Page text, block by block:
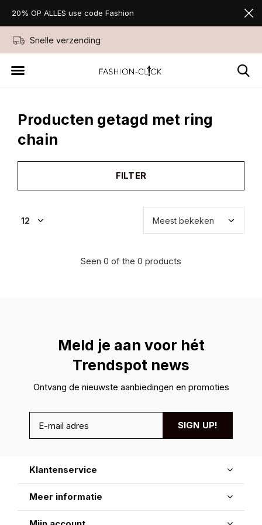
Snelle verzending
20% OP ALLES use code Fashion
Producten getagd met ring
chain
FILTER
Seen 0 of the 0 products
Meld je aan voor hét
Trendspot news
Ontvang de nieuwste aanbiedingen en promoties
SIGN UP!
Klantenservice
Meer informatie